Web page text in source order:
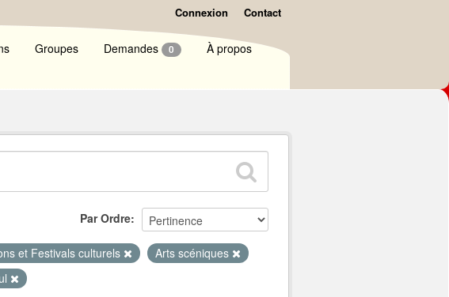
Connexion Contact
Groupes Demandes 0 À propos
Par Ordre
et Festivals culturels
Arts scéniques